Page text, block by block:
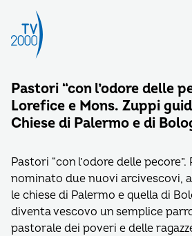
Pastori “con l’odore delle
Lorefice e Mons. Zuppi
Chiese di Palermo e di
Pastori “con l’odore delle
nominato due nuovi arcivescovi,
le chiese di Palermo e quella di
diventa vescovo un semplice
pastorale dei poveri e delle